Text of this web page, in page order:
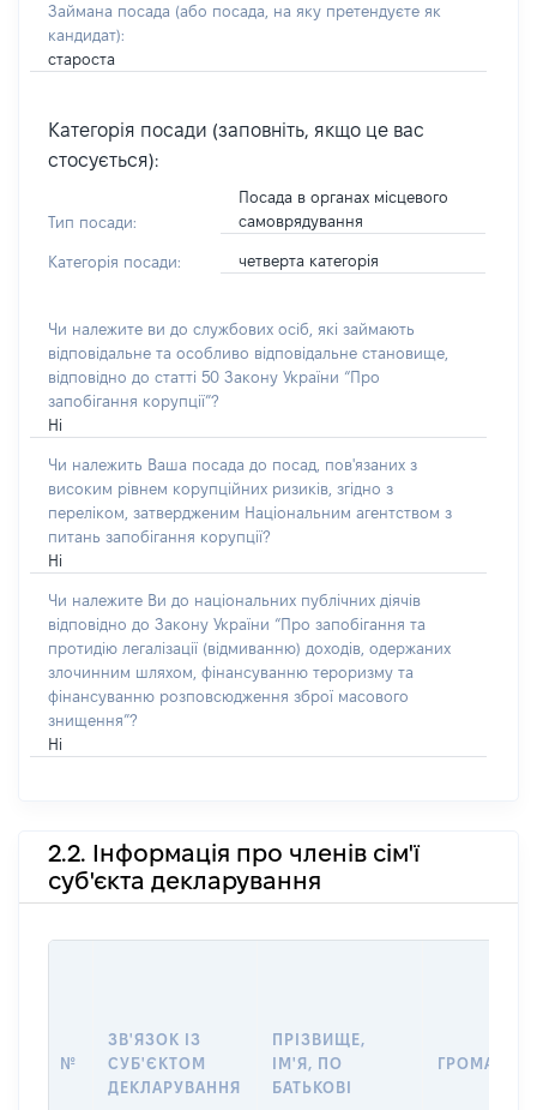
Займана посада (або посада, на яку претендуєте як
кандидат):
староста
Категорія посади (заповніть, якщо це вас
стосується):
Тип посади:
Посада в органах місцевого
самоврядування
Категорія посади: четверта категорія
Чи належите ви до службових осіб, які займають
відповідальне та особливо відповідальне становище,
відповідно до статті 50 Закону України “Про
запобігання корупції”?
Ні
Чи належить Ваша посада до посад, пов'язаних з
високим рівнем корупційних ризиків, згідно з
переліком, затвердженим Національним агентством з
питань запобігання корупції?
Ні
Чи належите Ви до національних публічних діячів
відповідно до Закону України “Про запобігання та
протидію легалізації (відмиванню) доходів, одержаних
злочинним шляхом, фінансуванню тероризму та
фінансуванню розповсюдження зброї масового
знищення”?
Ні
2.2. Інформація про членів сім'ї
суб'єкта декларування
№
ЗВ'ЯЗОК ІЗ
СУБ'ЄКТОМ
ДЕКЛАРУВАННЯ
ПРІЗВИЩЕ,
ІМ'Я, ПО
БАТЬКОВІ